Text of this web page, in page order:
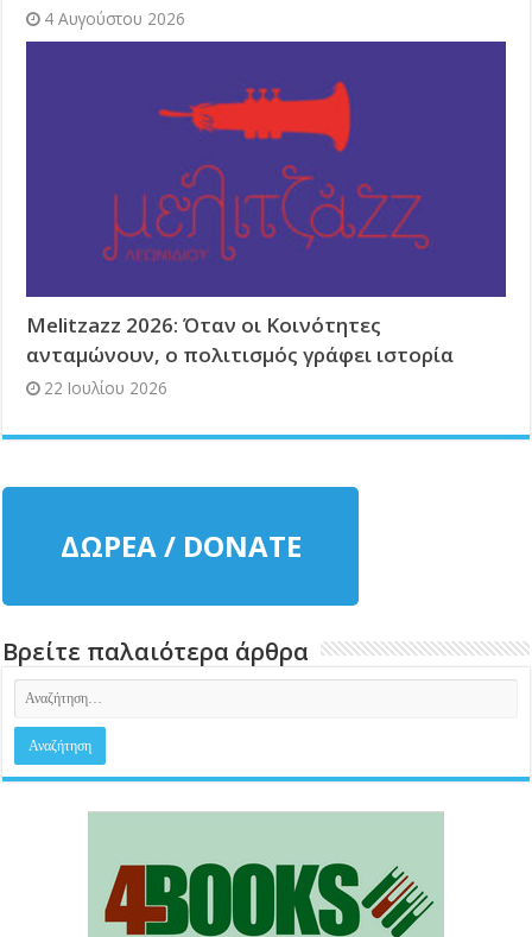
4 Αυγούστου 2026
Melitzazz 2026: Όταν οι Κοινότητες
ανταμώνουν, ο πολιτισμός γράφει ιστορία
22 Ιουλίου 2026
ΔΩΡΕΑ / DONATE
Βρείτε παλαιότερα άρθρα